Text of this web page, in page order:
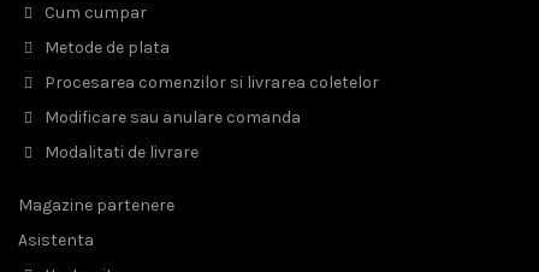
Cum cumpar
Metode de plata
Procesarea comenzilor si livrarea coletelor
Modificare sau anulare comanda
Modalitati de livrare
Magazine partenere
Asistenta